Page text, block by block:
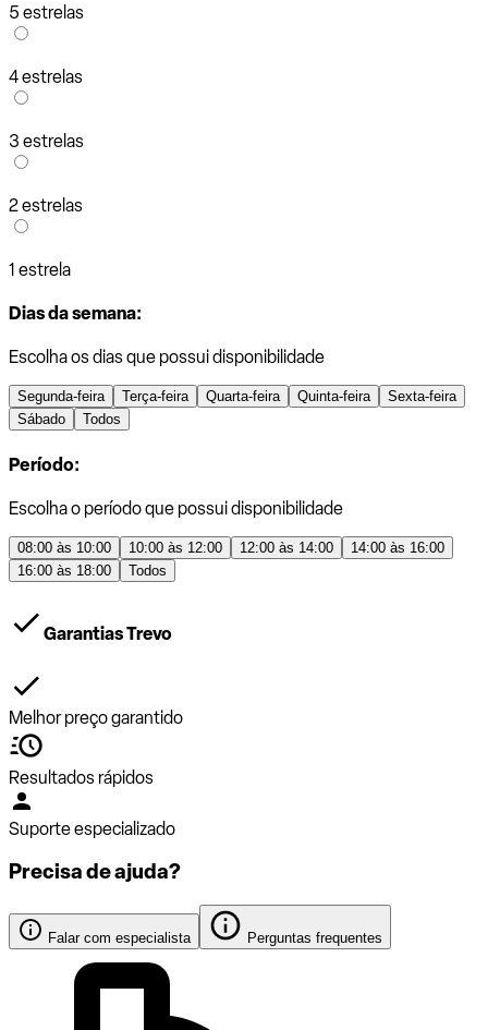
5 estrelas
4 estrelas
3 estrelas
2 estrelas
1 estrela
Dias da semana:
Escolha os dias que possui disponibilidade
Segunda-feira Terça-feira Quarta-feira Quinta-feira
Sexta-feira
Sábado
Todos
Período:
Escolha o período que possui disponibilidade
08:00 às 10:00 10:00 às 12:00 12:00 às 14:00
14:00 às 16:00
16:00 às 18:00
Todos
Garantias Trevo
Melhor preço garantido
Resultados rápidos
Suporte especializado
Precisa de ajuda?
Falar com especialista Perguntas frequentes